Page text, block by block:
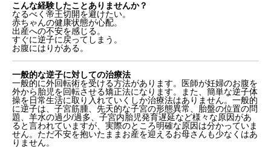
こんな経験したことありませんか？
なるべく帝王切開を避けたい。
赤ちゃんの健康状態が心配。
出産への不安を感じる。
すぐに逆子に戻ってしまう。
お腹にはりがある。
一般的な逆子に対しての治療法
一般的に外回転術を受ける方法があります。医師が妊婦のお腹を
外から胎児を回転させる矯正法になります。また、簡単な逆子体
操を日常生活に取り入れていくしか治療法はありません。一般的
に逆子は、子宮筋腫、先天的な子宮の形態異常、胎盤の位置の問
題、羊水の過少/過多、子宮内胎児発育遅延など様々な原因があ
ると言われていますが、実際のところ明確な原因は分かっていま
せん。ただ不安を抱いたままお産を迎えるお母さんも少なくはあ
りません。